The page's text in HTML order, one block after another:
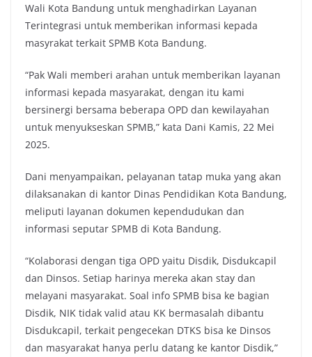
Wali Kota Bandung untuk menghadirkan Layanan
Terintegrasi untuk memberikan informasi kepada
masyrakat terkait SPMB Kota Bandung.
“Pak Wali memberi arahan untuk memberikan layanan
informasi kepada masyarakat, dengan itu kami
bersinergi bersama beberapa OPD dan kewilayahan
untuk menyukseskan SPMB,” kata Dani Kamis, 22 Mei
2025.
Dani menyampaikan, pelayanan tatap muka yang akan
dilaksanakan di kantor Dinas Pendidikan Kota Bandung,
meliputi layanan dokumen kependudukan dan
informasi seputar SPMB di Kota Bandung.
“Kolaborasi dengan tiga OPD yaitu Disdik, Disdukcapil
dan Dinsos. Setiap harinya mereka akan stay dan
melayani masyarakat. Soal info SPMB bisa ke bagian
Disdik, NIK tidak valid atau KK bermasalah dibantu
Disdukcapil, terkait pengecekan DTKS bisa ke Dinsos
dan masyarakat hanya perlu datang ke kantor Disdik,”